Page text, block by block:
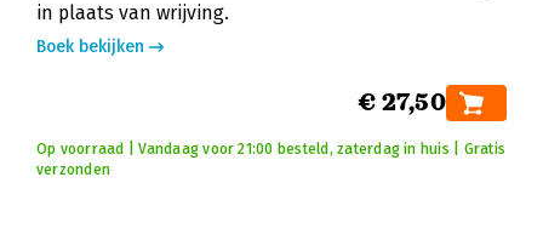
in plaats van wrijving.
Boek bekijken
€ 27,50
Op voorraad | Vandaag voor 21:00 besteld, zaterdag in huis | Gratis
verzonden